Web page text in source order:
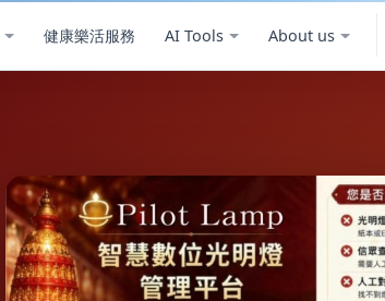
健康樂活服務 AI Tools About us